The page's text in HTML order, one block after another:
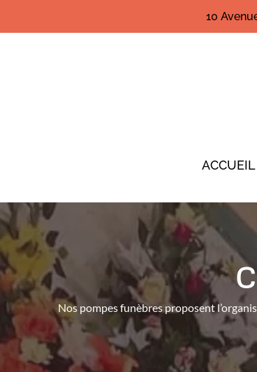
10
ACCUEIL
Nos pompes funèbres proposent